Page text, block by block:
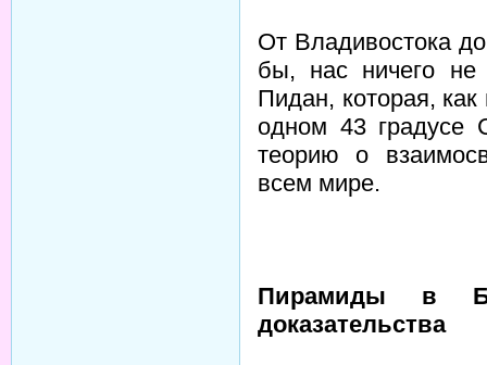
От Владивостока
бы, нас ничего
Пидан, которая,
одном 43 градусе
теорию о
всем мире.
Пирамиды в
доказательства